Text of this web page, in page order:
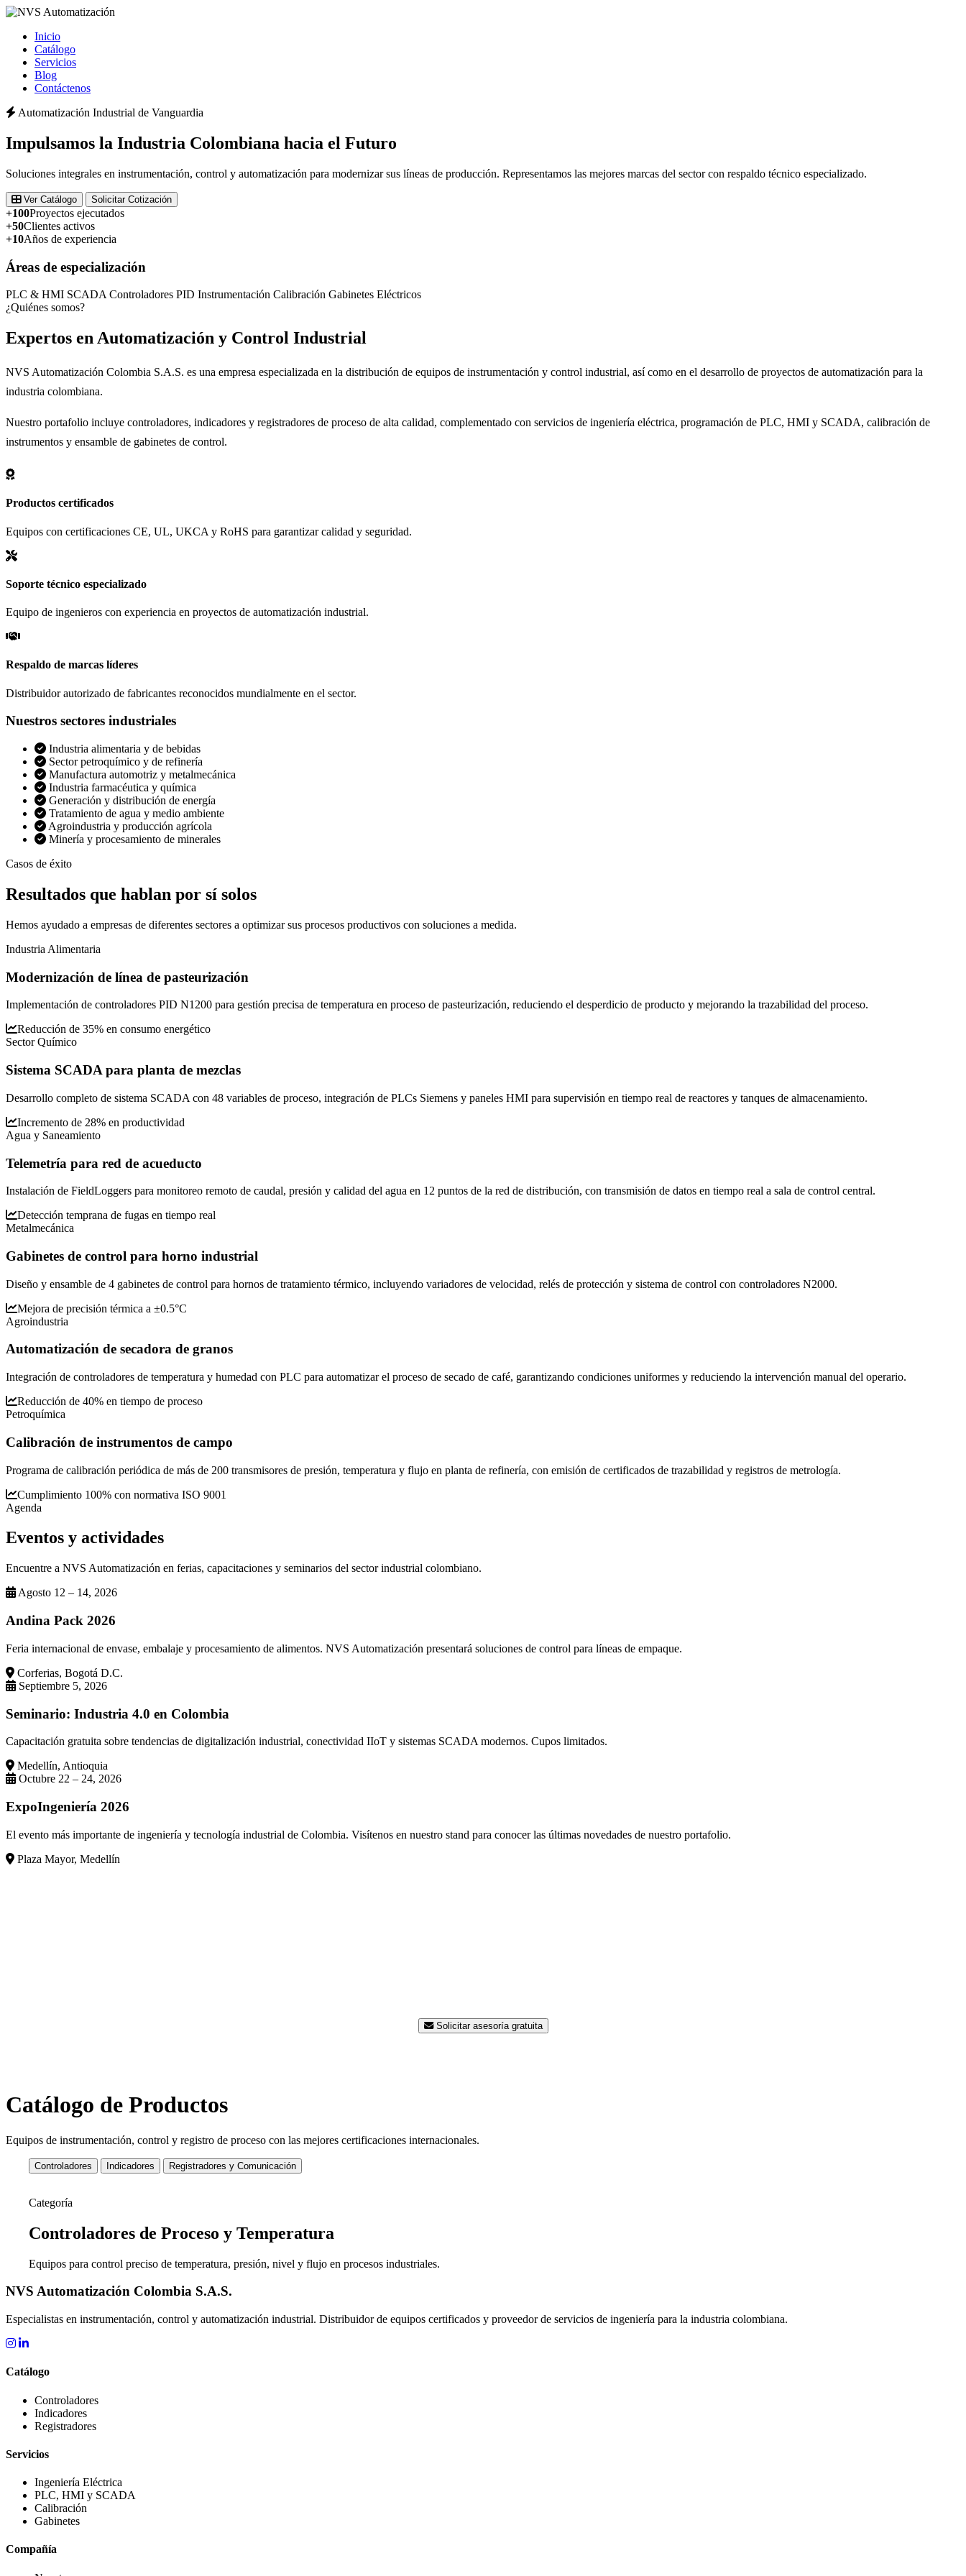
Inicio
Catálogo
Servicios
Blog
Contáctenos
Automatización Industrial de Vanguardia
Impulsamos la Industria Colombiana hacia el Futuro
Soluciones integrales en instrumentación, control y automatización para modernizar sus líneas de producción. Representamos las mejores marcas del sector con respaldo técnico especializado.
Ver Catálogo Solicitar Cotización
+100Proyectos ejecutados
+50Clientes activos
+10Años de experiencia
Áreas de especialización
PLC & HMI SCADA Controladores PID Instrumentación Calibración Gabinetes Eléctricos
¿Quiénes somos?
Expertos en Automatización y Control Industrial
NVS Automatización Colombia S.A.S. es una empresa especializada en la distribución de equipos de instrumentación y control industrial, así como en el desarrollo de proyectos de automatización para la
industria colombiana.
Nuestro portafolio incluye controladores, indicadores y registradores de proceso de alta calidad, complementado con servicios de ingeniería eléctrica, programación de PLC, HMI y SCADA, calibración de
instrumentos y ensamble de gabinetes de control.
Productos certificados
Equipos con certificaciones CE, UL, UKCA y RoHS para garantizar calidad y seguridad.
Soporte técnico especializado
Equipo de ingenieros con experiencia en proyectos de automatización industrial.
Respaldo de marcas líderes
Distribuidor autorizado de fabricantes reconocidos mundialmente en el sector.
Nuestros sectores industriales
Industria alimentaria y de bebidas
Sector petroquímico y de refinería
Manufactura automotriz y metalmecánica
Industria farmacéutica y química
Generación y distribución de energía
Tratamiento de agua y medio ambiente
Agroindustria y producción agrícola
Minería y procesamiento de minerales
Casos de éxito
Resultados que hablan por sí solos
Hemos ayudado a empresas de diferentes sectores a optimizar sus procesos productivos con soluciones a medida.
Industria Alimentaria
Modernización de línea de pasteurización
Implementación de controladores PID N1200 para gestión precisa de temperatura en proceso de pasteurización, reduciendo el desperdicio de producto y mejorando la trazabilidad del proceso.
Reducción de 35% en consumo energético
Sector Químico
Sistema SCADA para planta de mezclas
Desarrollo completo de sistema SCADA con 48 variables de proceso, integración de PLCs Siemens y paneles HMI para supervisión en tiempo real de reactores y tanques de almacenamiento.
Incremento de 28% en productividad
Agua y Saneamiento
Telemetría para red de acueducto
Instalación de FieldLoggers para monitoreo remoto de caudal, presión y calidad del agua en 12 puntos de la red de distribución, con transmisión de datos en tiempo real a sala de control central.
Detección temprana de fugas en tiempo real
Metalmecánica
Gabinetes de control para horno industrial
Diseño y ensamble de 4 gabinetes de control para hornos de tratamiento térmico, incluyendo variadores de velocidad, relés de protección y sistema de control con controladores N2000.
Mejora de precisión térmica a ±0.5°C
Agroindustria
Automatización de secadora de granos
Integración de controladores de temperatura y humedad con PLC para automatizar el proceso de secado de café, garantizando condiciones uniformes y reduciendo la intervención manual del operario.
Reducción de 40% en tiempo de proceso
Petroquímica
Calibración de instrumentos de campo
Programa de calibración periódica de más de 200 transmisores de presión, temperatura y flujo en planta de refinería, con emisión de certificados de trazabilidad y registros de metrología.
Cumplimiento 100% con normativa ISO 9001
Agenda
Eventos y actividades
Encuentre a NVS Automatización en ferias, capacitaciones y seminarios del sector industrial colombiano.
Agosto 12 – 14, 2026
Andina Pack 2026
Feria internacional de envase, embalaje y procesamiento de alimentos. NVS Automatización presentará soluciones de control para líneas de empaque.
Corferias, Bogotá D.C.
Septiembre 5, 2026
Seminario: Industria 4.0 en Colombia
Capacitación gratuita sobre tendencias de digitalización industrial, conectividad IIoT y sistemas SCADA modernos. Cupos limitados.
Medellín, Antioquia
Octubre 22 – 24, 2026
ExpoIngeniería 2026
El evento más importante de ingeniería y tecnología industrial de Colombia. Visítenos en nuestro stand para conocer las últimas novedades de nuestro portafolio.
Plaza Mayor, Medellín
Solicitar asesoría gratuita
Catálogo de Productos
Equipos de instrumentación, control y registro de proceso con las mejores certificaciones internacionales.
Controladores Indicadores Registradores y Comunicación
Categoría
Controladores de Proceso y Temperatura
Equipos para control preciso de temperatura, presión, nivel y flujo en procesos industriales.
NVS Automatización Colombia S.A.S.
Especialistas en instrumentación, control y automatización industrial. Distribuidor de equipos certificados y proveedor de servicios de ingeniería para la industria colombiana.
Catálogo
Controladores
Indicadores
Registradores
Servicios
Ingeniería Eléctrica
PLC, HMI y SCADA
Calibración
Gabinetes
Compañía